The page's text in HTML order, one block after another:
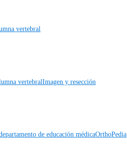
vertebral
vertebralImagen y resección
de educación médicaOrthoPedia